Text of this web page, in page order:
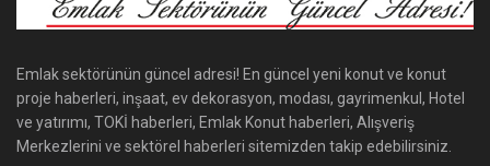
Emlak sektörünün güncel adresi! En güncel yeni konut ve konut
proje haberleri, inşaat, ev dekorasyon, modası, gayrimenkul, Hotel
ve yatırımı, TOKİ haberleri, Emlak Konut haberleri, Alışveriş
Merkezlerini ve sektörel haberleri sitemizden takip edebilirsiniz.